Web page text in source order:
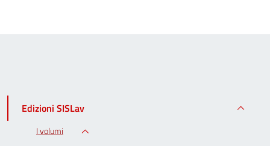
Edizioni SISLav
I volumi